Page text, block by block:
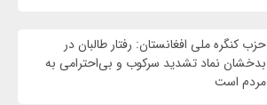
حزب کنگره ملی افغانستان: رفتار طالبان در
بدخشان نماد تشدید سرکوب و بی‌احترامی به
مردم است